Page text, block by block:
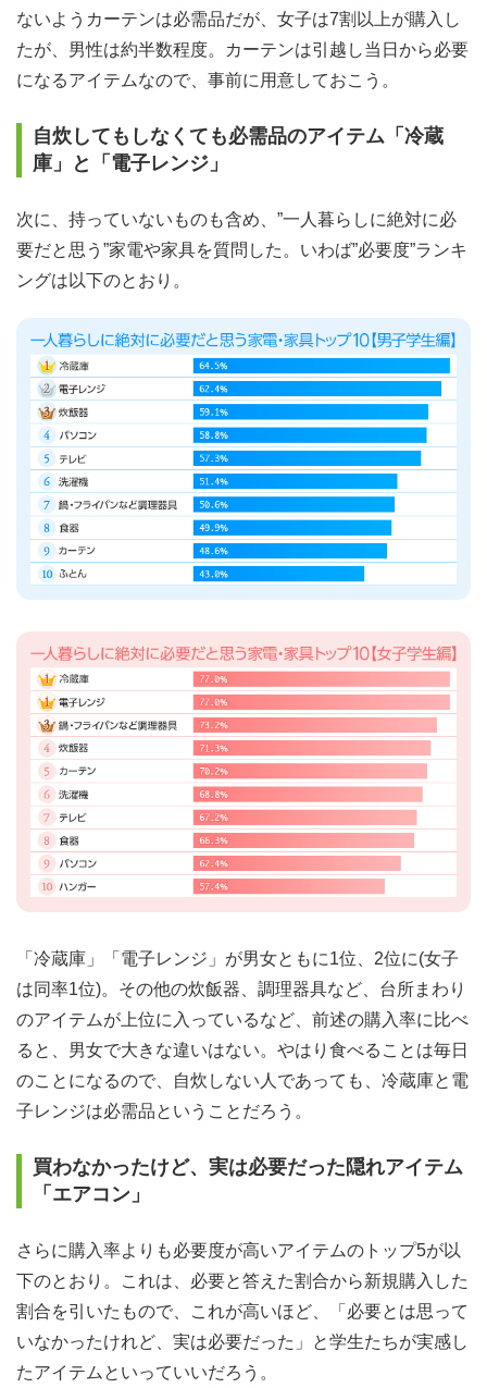
ないようカーテンは必需品だが、女子は7割以上が購入し
たが、男性は約半数程度。カーテンは引越し当日から必要
になるアイテムなので、事前に用意しておこう。
自炊してもしなくても必需品のアイテム「冷蔵
庫」と「電子レンジ」
次に、持っていないものも含め、”一人暮らしに絶対に必
要だと思う”家電や家具を質問した。いわば”必要度”ランキ
ングは以下のとおり。
「冷蔵庫」「電子レンジ」が男女ともに1位、2位に(女子
は同率1位)。その他の炊飯器、調理器具など、台所まわり
のアイテムが上位に入っているなど、前述の購入率に比べ
ると、男女で大きな違いはない。やはり食べることは毎日
のことになるので、自炊しない人であっても、冷蔵庫と電
子レンジは必需品ということだろう。
買わなかったけど、実は必要だった隠れアイテム
「エアコン」
さらに購入率よりも必要度が高いアイテムのトップ5が以
下のとおり。これは、必要と答えた割合から新規購入した
割合を引いたもので、これが高いほど、「必要とは思って
いなかったけれど、実は必要だった」と学生たちが実感し
たアイテムといっていいだろう。